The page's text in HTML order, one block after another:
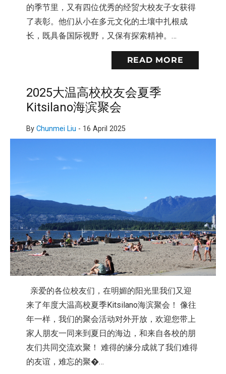
的季节里，又有四位优秀的经贸大校友子女获得
了表彰。他们从小在多元文化的土壤中扎根成
长，既具备国际视野，又保有探索精神。…
READ MORE
2025大温高校校友会夏季
Kitsilano海滨聚会
By Chunmei Liu - 16 April 2025
亲爱的各位校友们，在明媚的阳光里我们又迎
来了年度大温高校夏季Kitsilano海滨聚会！ 像往
年一样，我们的聚会活动对外开放，欢迎您带上
家人朋友一同来到夏日的海边，和来自各校的朋
友们共同交流欢聚！ 难得的缘分成就了我们难得
的友谊，难忘的聚�…